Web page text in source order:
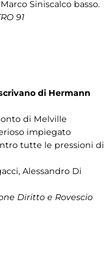
Siniscalco basso.
91
di Hermann
di Melville
impiegato
tutte le pressioni di
Alessandro Di
Diritto e Rovescio